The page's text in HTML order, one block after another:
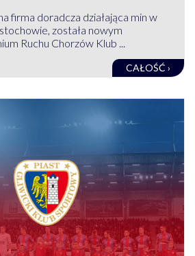
firma doradcza działająca min w
została nowym
Ruchu Chorzów Klub ...
CAŁOŚĆ ›